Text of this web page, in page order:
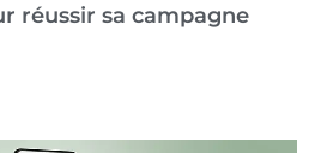
réussir sa campagne